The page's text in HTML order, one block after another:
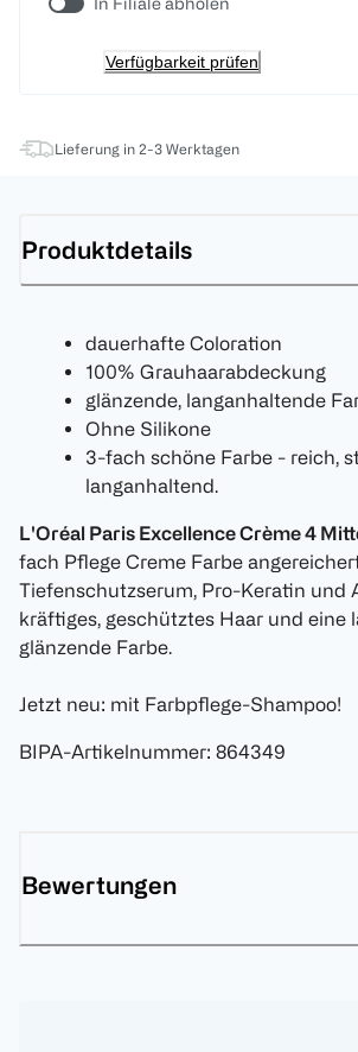
Verfügbarkeit prüfen
Lieferung in 2-3 Werktagen
Produktdetails
dauerhafte Coloration
100% Grauhaarabdeckung
glänzende, langanhaltende
Ohne Silikone
3-fach schöne Farbe - reich,
langanhaltend.
L'Oréal Paris Excellence Crème 4
fach Pflege Creme Farbe
Tiefenschutzserum, Pro-Keratin und
kräftiges, geschütztes Haar und eine
glänzende Farbe.
Jetzt neu: mit Farbpflege-Shampoo!
BIPA-Artikelnummer: 864349
Bewertungen